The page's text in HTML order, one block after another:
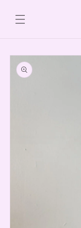
al contenido
directamente
a la
información